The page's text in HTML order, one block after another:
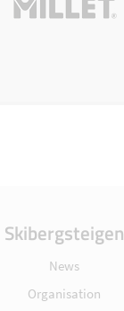
Skibergsteigen
News
Organisation